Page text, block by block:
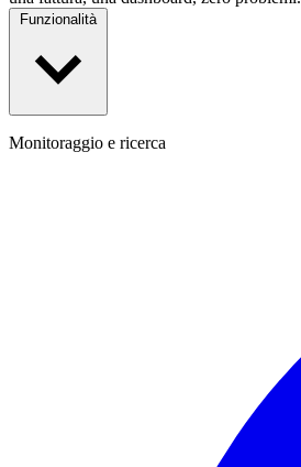
Monitoraggio e ricerca